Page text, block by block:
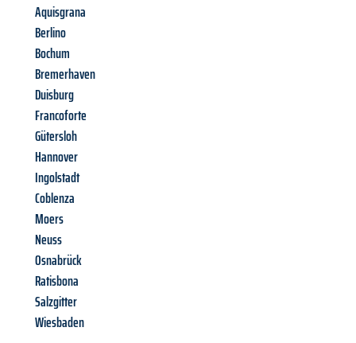
Aquisgrana
Berlino
Bochum
Bremerhaven
Duisburg
Francoforte
Gütersloh
Hannover
Ingolstadt
Coblenza
Moers
Neuss
Osnabrück
Ratisbona
Salzgitter
Wiesbaden